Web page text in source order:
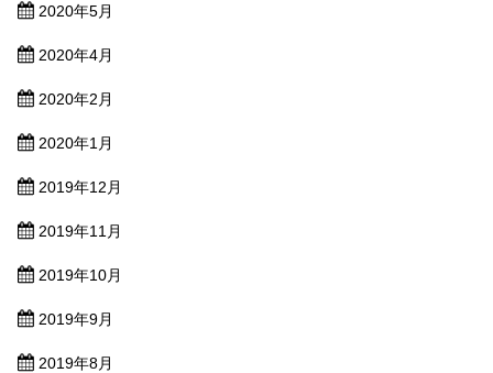
2020年5月
2020年4月
2020年2月
2020年1月
2019年12月
2019年11月
2019年10月
2019年9月
2019年8月